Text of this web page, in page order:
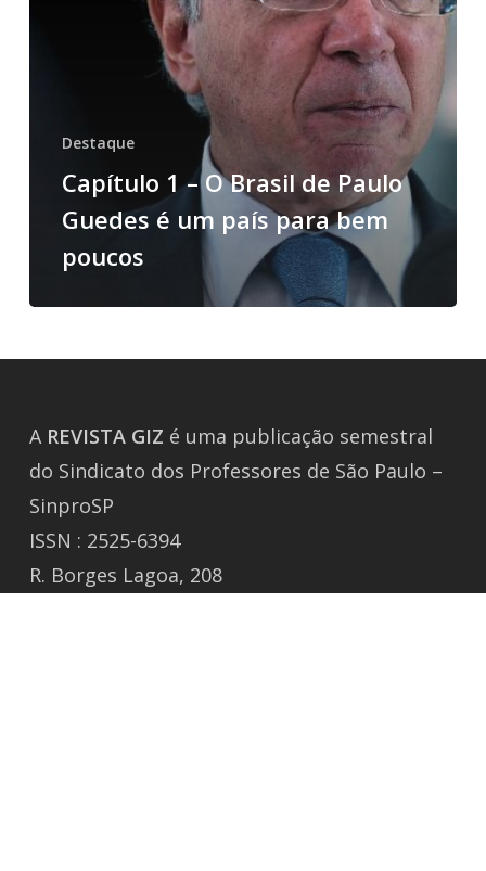
Destaque
Capítulo 1 – O Brasil de Paulo
Guedes é um país para bem
poucos
A REVISTA GIZ é uma publicação semestral
do Sindicato dos Professores de São Paulo –
SinproSP
ISSN : 2525-6394
R. Borges Lagoa, 208